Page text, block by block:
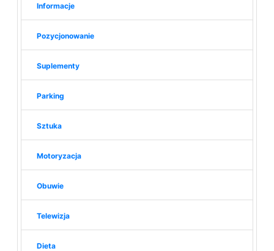
Informacje
Pozycjonowanie
Suplementy
Parking
Sztuka
Motoryzacja
Obuwie
Telewizja
Dieta